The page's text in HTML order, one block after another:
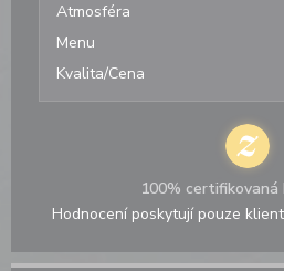
Atmosféra
Menu
Kvalita/Cena
100% certifikovaná
Hodnocení poskytují pouze